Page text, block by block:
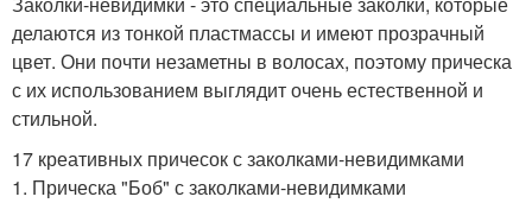
делаются из тонкой пластмассы и имеют прозрачный
цвет. Они почти незаметны в волосах, поэтому прическа
с их использованием выглядит очень естественной и
стильной.
17 креативных причесок с заколками-невидимками
1. Прическа "Боб" с заколками-невидимками